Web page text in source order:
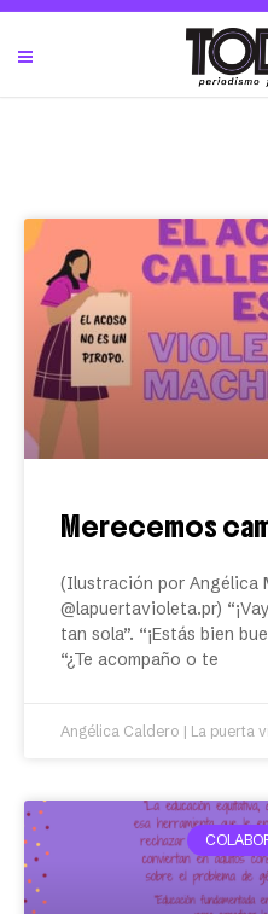
Merecemos
(Ilustración por Angélica
@lapuertavioleta.pr)
tan sola”. “¡Estás bien
“¿Te acompaño o te
Angélica Caldero | La puerta